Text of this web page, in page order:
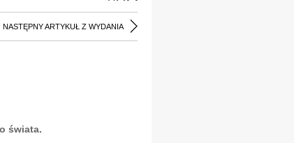
NASTĘPNY ARTYKUŁ Z WYDANIA
świata.